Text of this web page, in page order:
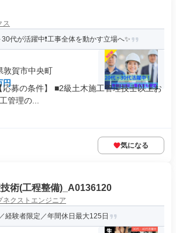
ス
代が活躍中❗工事全体を動かす立場へ✨
敦賀市中央町
円
募の条件】 ■2級土木施工管理技士以上お
管理の...
気になる
術(工程整備)_A0136120
クストエンジニア
経験者限定／年間休日最大125日